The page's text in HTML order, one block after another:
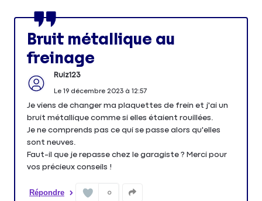
Bruit métallique au
freinage
Ruiz123
Le 19 décembre 2023à 12:57
Je viens de changer ma plaquettes de frein et j'ai un
bruit métallique comme si elles étaient rouillées.
Je ne comprends pas ce qui se passe alors qu'elles
sont neuves.
Faut-il que je repasse chez le garagiste ? Merci pour
vos précieux conseils !
Répondre 0